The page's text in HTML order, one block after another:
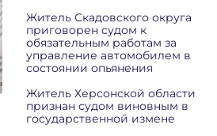
Житель Скадовского округа
приговорен судом к
обязательным работам за
управление автомобилем в
состоянии опьянения
Житель Херсонской области
признан судом виновным в
государственной измене